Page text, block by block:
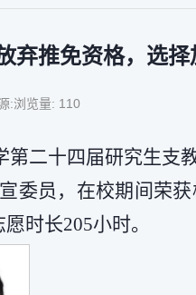
弃推免资格，选
:浏览量: 110
二十四届研究生
员，在校期间荣
时长205小时。